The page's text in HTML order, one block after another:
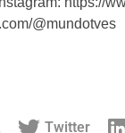
@mundotves
Twitter